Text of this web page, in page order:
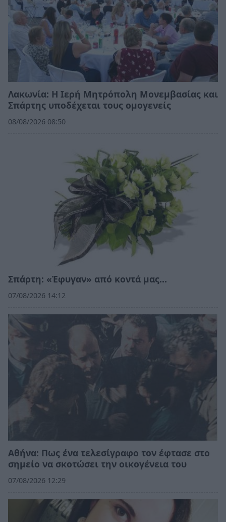
Λακωνία: Η Ιερή Μητρόπολη Μονεμβασίας και
Σπάρτης υποδέχεται τους ομογενείς
08/08/2026 08:50
Σπάρτη: «Έφυγαν» από κοντά μας…
07/08/2026 14:12
Αθήνα: Πως ένα τελεσίγραφο τον έφτασε στο
σημείο να σκοτώσει την οικογένεια του
07/08/2026 12:29